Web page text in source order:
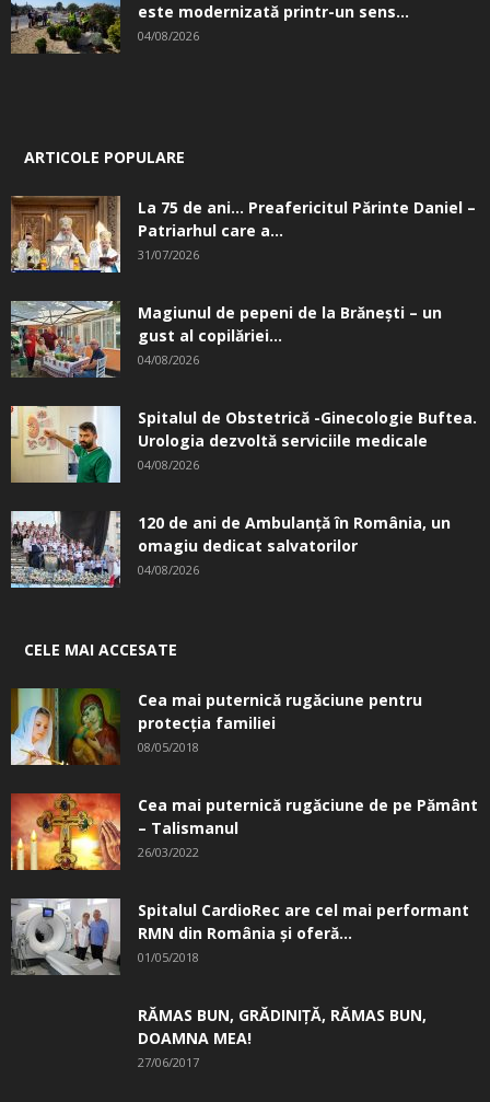
este modernizată printr-un sens...
04/08/2026
ARTICOLE POPULARE
La 75 de ani… Preafericitul Părinte Daniel –
Patriarhul care a...
31/07/2026
Magiunul de pepeni de la Brăneşti – un
gust al copilăriei...
04/08/2026
Spitalul de Obstetrică -Ginecologie Buftea.
Urologia dezvoltă serviciile medicale
04/08/2026
120 de ani de Ambulanță în România, un
omagiu dedicat salvatorilor
04/08/2026
CELE MAI ACCESATE
Cea mai puternică rugăciune pentru
protecția familiei
08/05/2018
Cea mai puternică rugăciune de pe Pământ
– Talismanul
26/03/2022
Spitalul CardioRec are cel mai performant
RMN din România și oferă...
01/05/2018
RĂMAS BUN, GRĂDINIŢĂ, ­RĂMAS BUN,
DOAMNA MEA!
27/06/2017